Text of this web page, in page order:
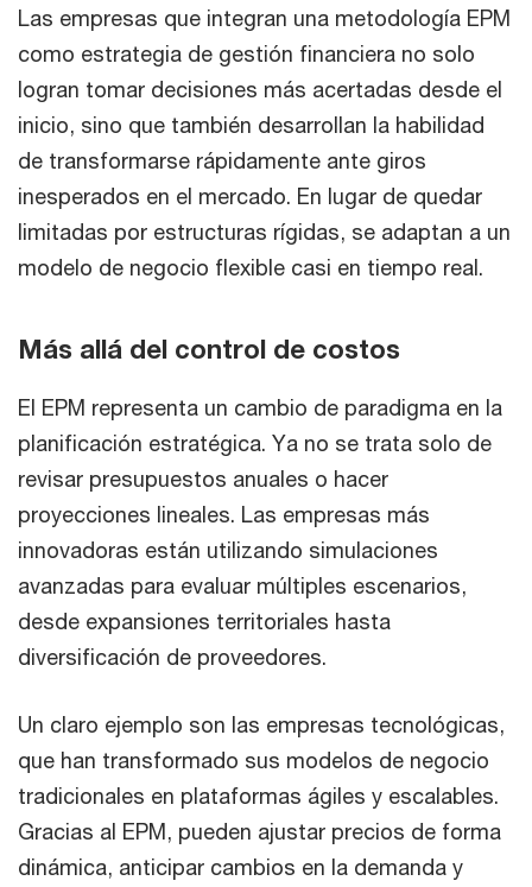
Las empresas que integran una metodología EPM
como estrategia de gestión financiera no solo
logran tomar decisiones más acertadas desde el
inicio, sino que también desarrollan la habilidad
de transformarse rápidamente ante giros
inesperados en el mercado. En lugar de quedar
limitadas por estructuras rígidas, se adaptan a un
modelo de negocio flexible casi en tiempo real.
Más allá del control de costos
El EPM representa un cambio de paradigma en la
planificación estratégica. Ya no se trata solo de
revisar presupuestos anuales o hacer
proyecciones lineales. Las empresas más
innovadoras están utilizando simulaciones
avanzadas para evaluar múltiples escenarios,
desde expansiones territoriales hasta
diversificación de proveedores.
Un claro ejemplo son las empresas tecnológicas,
que han transformado sus modelos de negocio
tradicionales en plataformas ágiles y escalables.
Gracias al EPM, pueden ajustar precios de forma
dinámica, anticipar cambios en la demanda y